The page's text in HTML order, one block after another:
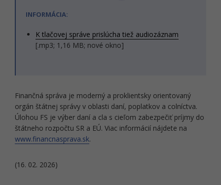
INFORMÁCIA:
K tlačovej správe prislúcha tiež audiozáznam
[.mp3; 1,16 MB; nové okno]
Finančná správa je moderný a proklientsky orientovaný
orgán štátnej správy v oblasti daní, poplatkov a colníctva.
Úlohou FS je výber daní a cla s cieľom zabezpečiť príjmy do
štátneho rozpočtu SR a EÚ. Viac informácií nájdete na
www.financnasprava.sk.
(16. 02. 2026)